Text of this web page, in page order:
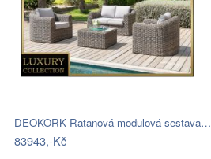
DEOKORK Ratanová modulová sestava…
83943,-Kč